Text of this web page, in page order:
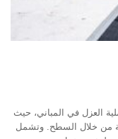
العزل في المباني، حيث
من خلال السطح. وتشمل